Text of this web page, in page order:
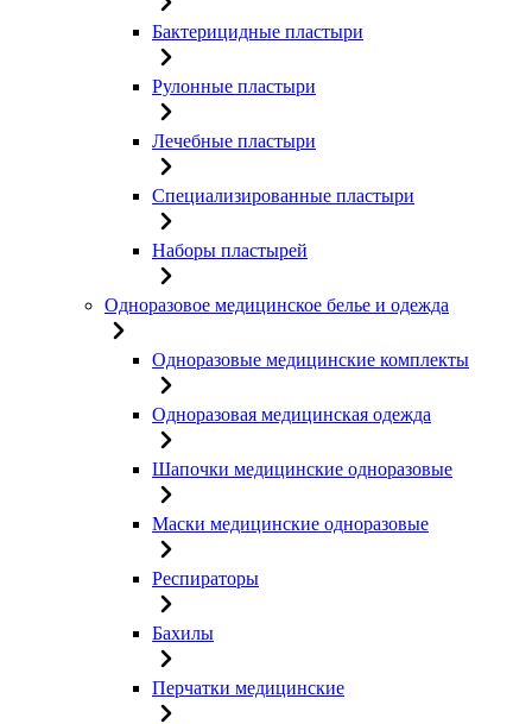
Бактерицидные пластыри
Рулонные пластыри
Лечебные пластыри
Специализированные пластыри
Наборы пластырей
Одноразовое медицинское белье и одежда
Одноразовые медицинские комплекты
Одноразовая медицинская одежда
Шапочки медицинские одноразовые
Маски медицинские одноразовые
Респираторы
Бахилы
Перчатки медицинские